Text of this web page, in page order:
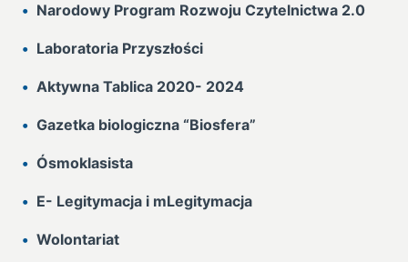
Narodowy Program Rozwoju Czytelnictwa 2.0
Laboratoria Przyszłości
Aktywna Tablica 2020- 2024
Gazetka biologiczna “Biosfera”
Ósmoklasista
E- Legitymacja i mLegitymacja
Wolontariat